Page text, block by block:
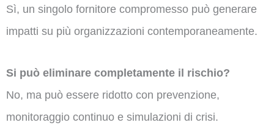
Sì, un singolo fornitore compromesso può generare
impatti su più organizzazioni contemporaneamente.
Si può eliminare completamente il rischio?
No, ma può essere ridotto con prevenzione,
monitoraggio continuo e simulazioni di crisi.